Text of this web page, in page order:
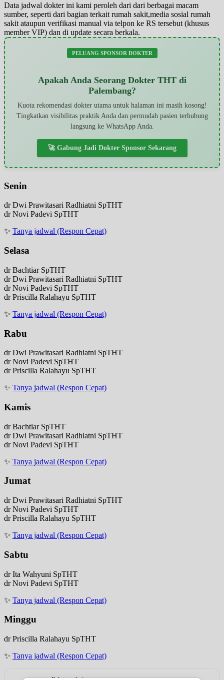
Data jadwal dokter ini kami peroleh dari dari berbagai macam
sumber, seperti dari bagian terkait rumah sakit,media sosial rumah
sakit ataupun verifikasi manual via telpon ke RS tersebut (khusus
member VIP) dan di update secara berkala.
PELUANG SPONSOR DOKTER
Apakah Anda Seorang Dokter THT di
Palembang?
Kuota rekomendasi dokter utama untuk halaman ini masih kosong!
Tingkatkan visibilitas praktik Anda dan permudah pasien terhubung
langsung ke WhatsApp Anda.
🚀 Gabung Jadi Dokter Sponsor Sekarang
Senin
dr Dwi Prawitasari Radhiatni SpTHT
dr Novi Padevi SpTHT
✨ Tanya jadwal (Respon Cepat)
Selasa
dr Bachtiar SpTHT
dr Dwi Prawitasari Radhiatni SpTHT
dr Novi Padevi SpTHT
dr Priscilla Ralahayu SpTHT
✨ Tanya jadwal (Respon Cepat)
Rabu
dr Dwi Prawitasari Radhiatni SpTHT
dr Novi Padevi SpTHT
dr Priscilla Ralahayu SpTHT
✨ Tanya jadwal (Respon Cepat)
Kamis
dr Bachtiar SpTHT
dr Dwi Prawitasari Radhiatni SpTHT
dr Novi Padevi SpTHT
✨ Tanya jadwal (Respon Cepat)
Jumat
dr Dwi Prawitasari Radhiatni SpTHT
dr Novi Padevi SpTHT
dr Priscilla Ralahayu SpTHT
✨ Tanya jadwal (Respon Cepat)
Sabtu
dr Ita Wahyuni SpTHT
dr Novi Padevi SpTHT
✨ Tanya jadwal (Respon Cepat)
Minggu
dr Priscilla Ralahayu SpTHT
✨ Tanya jadwal (Respon Cepat)